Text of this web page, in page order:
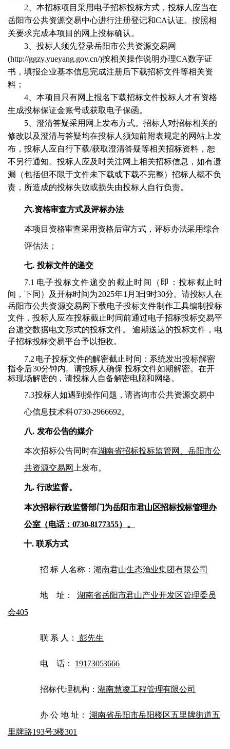
2 、本招标项目采用电子招标投标方式，投标人应当在
岳阳市公共资源交易中心进行注册登记和CA认证。按照相
关要求完成本项目的网上投标确认。
3 、投标人须先登录岳阳市公共资源交易网
(http://ggzy.yueyang.gov.cn/)按相关操作说明办理CA数字证
书，填报企业基本信息完成注册后下载招标文件等相关资
料；
4 、本项目只有网上报名下载招标文件投标人才有资格
生成投标保证金账号或获取电子保函。
5 、澄清答疑采用网上发布方式。招标人对招标相关的
修改以及澄清与答疑均在投标人须知前附表规定的网站上发
布，投标人应自行下载/获取澄清答疑等相关招标资料，恕
不另行通知。投标人应及时关注网上相关招标信息，如有遗
漏（包括但不限于文件未下载或下载不完整）招标人概不负
责，所造成的投标失败或损失由投标人自行负责。
六.资格审查方式及评标办法
本项目资格审查采用资格后审方式，评标办法采用综合
评估法；
七. 投标文件的递交
7.1 电子投标文件递交的截止时间（即：投标截止时
间，下同）及开标时间为2025年1 月 3日 9时30分。请投标人在
岳阳市公共资源交易网下载电子投标文件制作工具编制投标
文件，投标人应在投标截止时间前通过电子招标投标交易平
台递交数据电文形式的投标文件。
逾期送达的投标文件，电
子招标投标交易平台予以拒收。
7.2 电子投标文件的解密截止时间：系统发出投标解密
指令后30分钟内。请投标人确保 投标文件如期解密。在开
标现场解密的，请投标人自备解密电脑和网络。
7.3投标人如遇到操作问题 ，请咨询市公共资源交易中
心信息技术科0730-2966692。
八. 发布公告的媒介
本次招标公告同时在湖南省招标投标监管网、岳阳市公
共资源交易网
上发布。
九. 行政监督。
本次招标行政监督部门为岳阳市君山区招标投标管理办
公室（电话： 0730-8177355）。
十. 联系方式
招 标 人名称： 湖南君山生态渔业集团有限公司
地 址：
湖南省岳阳市君山产业开发区管理委员
会405
联 系 人： 彭先生
电 话： 19173053666
招标代理机构： 湖南慧凌工程管理有限公司
办 公 地 址：
湖南省岳阳市岳阳楼区五里牌街道五
里牌路193号3楼301